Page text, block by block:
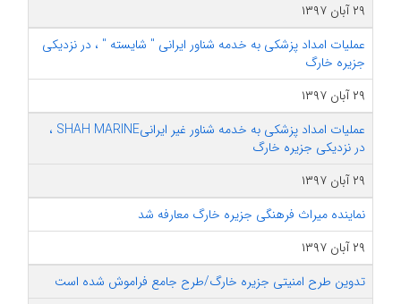
۲۹ آبان ۱۳۹۷
عملیات امداد پزشکی به خدمه شناور ایرانی " شایسته " ، در نزدیکی
جزیره خارگ
۲۹ آبان ۱۳۹۷
عملیات امداد پزشکی به خدمه شناور غیر ایرانیSHAH MARINE ،
در نزدیکی جزیره خارگ
۲۹ آبان ۱۳۹۷
نماینده میراث فرهنگی جزیره خارگ معارفه شد
۲۹ آبان ۱۳۹۷
تدوین طرح امنیتی جزیره خارگ/طرح جامع فراموش شده است